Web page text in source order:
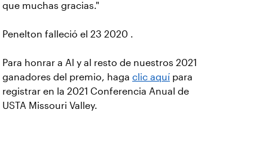
que muchas gracias."
Penelton falleció el 23 2020 .
Para honrar a Al y al resto de nuestros 2021
ganadores del premio, haga clic aquí para
registrar en la 2021 Conferencia Anual de
USTA Missouri Valley.